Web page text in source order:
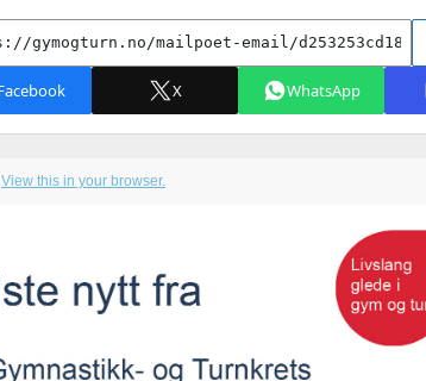
View this in your browser.